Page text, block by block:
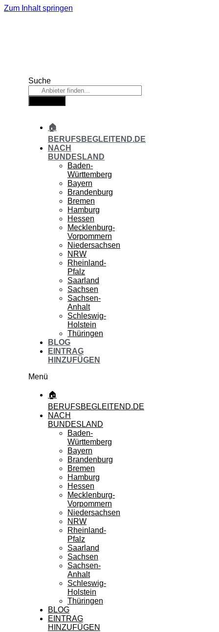
Zum Inhalt springen
Suche
🏠
BERUFSBEGLEITEND.DE
NACH
BUNDESLAND
Baden-
Württemberg
Bayern
Brandenburg
Bremen
Hamburg
Hessen
Mecklenburg-
Vorpommern
Niedersachsen
NRW
Rheinland-
Pfalz
Saarland
Sachsen
Sachsen-
Anhalt
Schleswig-
Holstein
Thüringen
BLOG
EINTRAG
HINZUFÜGEN
Menü
🏠
BERUFSBEGLEITEND.DE
NACH
BUNDESLAND
Baden-
Württemberg
Bayern
Brandenburg
Bremen
Hamburg
Hessen
Mecklenburg-
Vorpommern
Niedersachsen
NRW
Rheinland-
Pfalz
Saarland
Sachsen
Sachsen-
Anhalt
Schleswig-
Holstein
Thüringen
BLOG
EINTRAG
HINZUFÜGEN